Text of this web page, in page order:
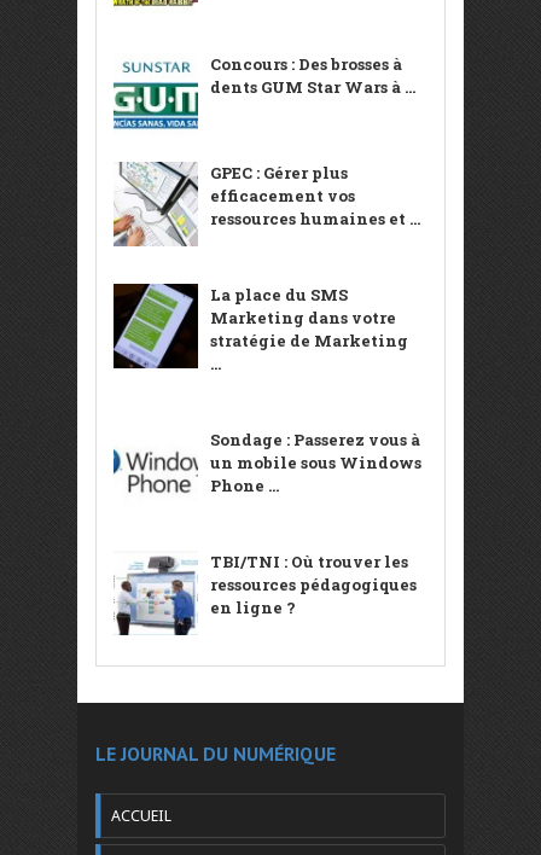
Concours : Des brosses à
dents GUM Star Wars à ...
GPEC : Gérer plus
efficacement vos
ressources humaines et ...
La place du SMS
Marketing dans votre
stratégie de Marketing
...
Sondage : Passerez vous à
un mobile sous Windows
Phone ...
TBI/TNI : Où trouver les
ressources pédagogiques
en ligne ?
LE JOURNAL DU NUMÉRIQUE
ACCUEIL